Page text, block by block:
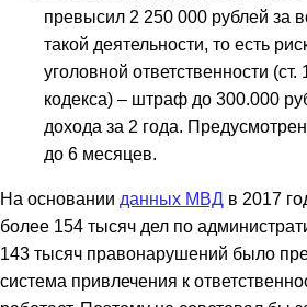
превысил 2 250 000 рублей за
такой деятельности, то есть
уголовной ответственности (ст.
кодекса) – штраф до 300.000
дохода за 2 года.
до 6 месяцев.
На основании данных МВД в 2017
более 154 тысяч дел по
143 тысяч правонарушений было
система привлечения к